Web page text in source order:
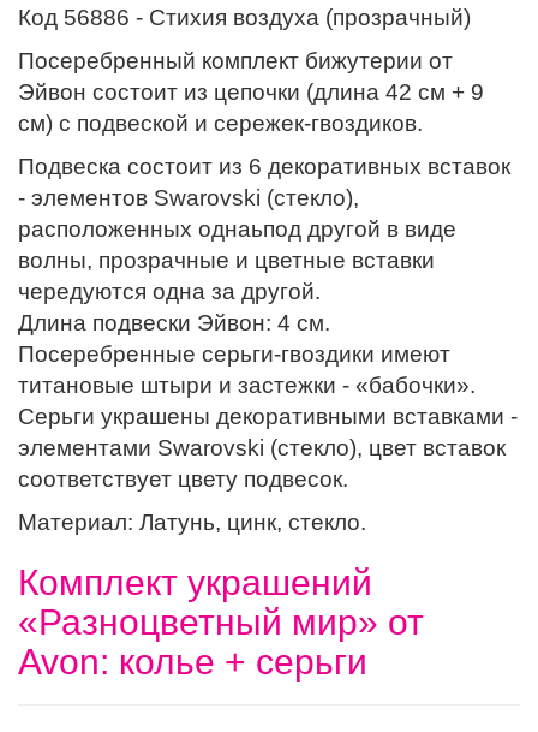
Код 56886 - Стихия воздуха (прозрачный)
Посеребренный комплект бижутерии от
Эйвон состоит из цепочки (длина 42 см + 9
см) с подвеской и сережек-гвоздиков.
Подвеска состоит из 6 декоративных вставок
- элементов Swarovski (стекло),
расположенных однаьпод другой в виде
волны, прозрачные и цветные вставки
чередуются одна за другой.
Длина подвески Эйвон: 4 см.
Посеребренные серьги-гвоздики имеют
титановые штыри и застежки - «бабочки».
Серьги украшены декоративными вставками -
элементами Swarovski (стекло), цвет вставок
соответствует цвету подвесок.
Материал: Латунь, цинк, стекло.
Комплект украшений
«Разноцветный мир» от
Avon: колье + серьги